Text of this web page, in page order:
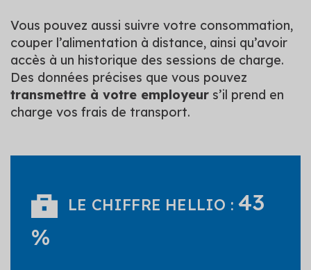
Vous pouvez aussi suivre votre consommation,
couper l’alimentation à distance, ainsi qu’avoir
accès à un historique des sessions de charge.
Des données précises que vous pouvez
transmettre à votre employeur s’il prend en
charge vos frais de transport.
LE CHIFFRE HELLIO : 43
%